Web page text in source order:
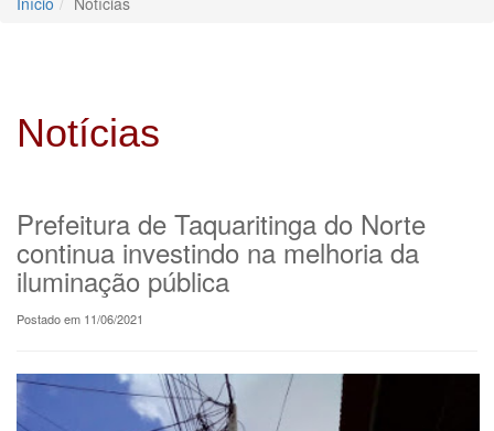
Notícias
Prefeitura de Taquaritinga do Norte
continua investindo na melhoria da
iluminação pública
Postado em 11/06/2021